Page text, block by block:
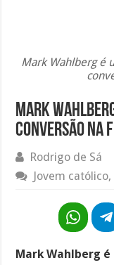
Mark Wahlberg é
Mark
conversão na
Rodrigo de Sá
Jovem
Mark Wahlberg